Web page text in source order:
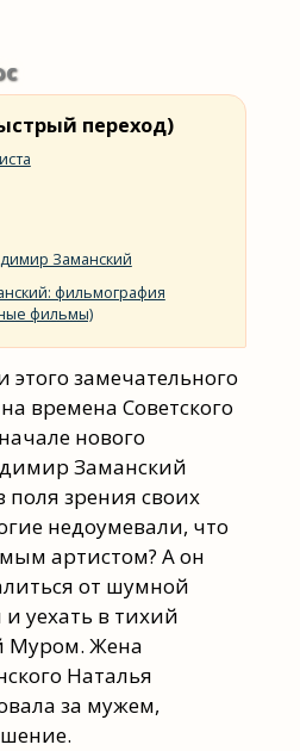
переход)
Заманский
фильмография
фильмы)
замечательного
времена Советского
нового
Заманский
поля зрения своих
недоумевали, что
артистом? А он
от шумной
уехать в тихий
Муром. Жена
Наталья
за мужем,